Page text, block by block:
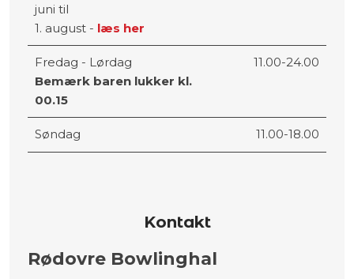
juni til
1. august - læs her
Fredag - Lørdag
Bemærk baren lukker kl.
00.15
11.00-24.00
Søndag 11.00-18.00
Kontakt
Rødovre Bowlinghal